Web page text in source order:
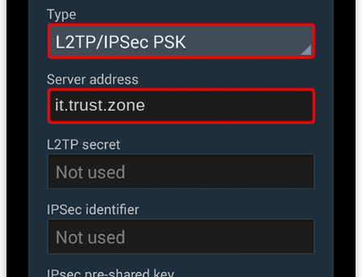
it.trust.zone